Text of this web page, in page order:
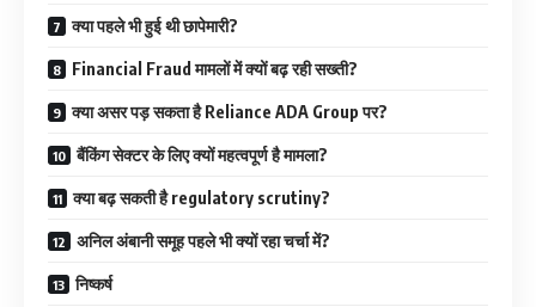
क्या पहले भी हुई थी छापेमारी?
Financial Fraud मामलों में क्यों बढ़ रही सख्ती?
क्या असर पड़ सकता है Reliance ADA Group पर?
बैंकिंग सेक्टर के लिए क्यों महत्वपूर्ण है मामला?
क्या बढ़ सकती है regulatory scrutiny?
अनिल अंबानी समूह पहले भी क्यों रहा चर्चा में?
निष्कर्ष